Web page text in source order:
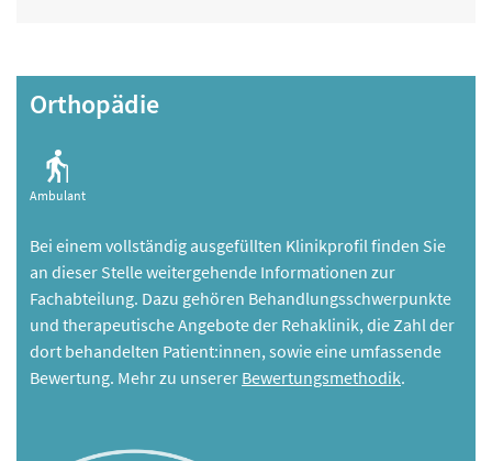
Orthopädie
Ambulant
Bei einem vollständig ausgefüllten Klinikprofil finden Sie
an dieser Stelle weitergehende Informationen zur
Fachabteilung. Dazu gehören Behandlungsschwerpunkte
und therapeutische Angebote der Rehaklinik, die Zahl der
dort behandelten Patient:innen, sowie eine umfassende
Bewertung. Mehr zu unserer Bewertungsmethodik.